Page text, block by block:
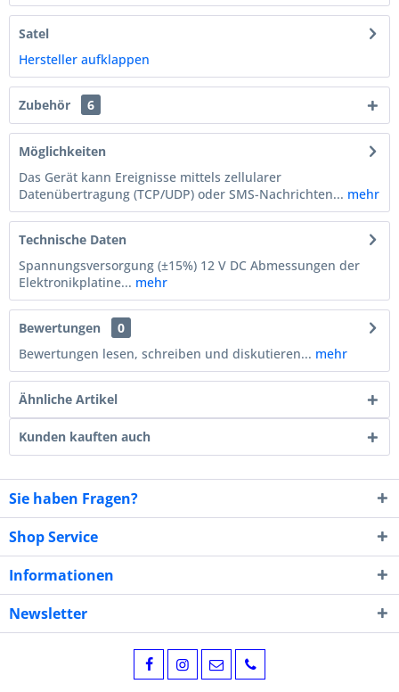
Satel
Hersteller aufklappen
Zubehör 6
Möglichkeiten
Das Gerät kann Ereignisse mittels zellularer
Datenübertragung (TCP/UDP) oder SMS-Nachrichten... mehr
Technische Daten
Spannungsversorgung (±15%) 12 V DC Abmessungen der
Elektronikplatine... mehr
Bewertungen
0
Bewertungen lesen, schreiben und diskutieren... mehr
Ähnliche Artikel
Kunden kauften auch
Sie haben Fragen?
Shop Service
Informationen
Newsletter